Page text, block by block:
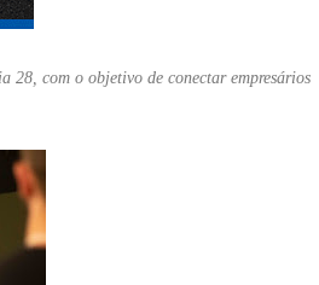
28, com o objetivo de conectar empresários